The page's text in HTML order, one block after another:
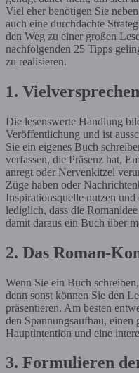
Viel eher benötigen Sie
auch eine durchdachte
den Weg zu einer großen
nachfolgenden 25 Tipps
zu realisieren.
1.
Die lesenswerte Handlung
Veröffentlichung und ist
Sie ein eigenes Buch
verfassen, die Präsenz hat,
anregt oder Nervenkitzel
Züge haben oder
Inspirationsquelle nutzen
lediglich, dass die
damit daraus ein Buch über
2. Das Roman-
Wenn Sie ein Buch
denn sonst können Sie den
präsentieren. Am besten
den Spannungsaufbau,
Hauptintention und eine
3. Formulieren